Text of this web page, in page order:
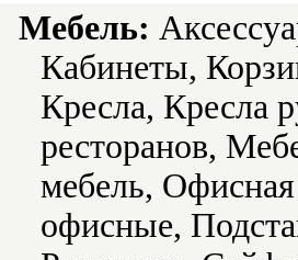
Мебель:
Кабинеты,
Кресла, Кресла
ресторанов,
мебель,
офисные,